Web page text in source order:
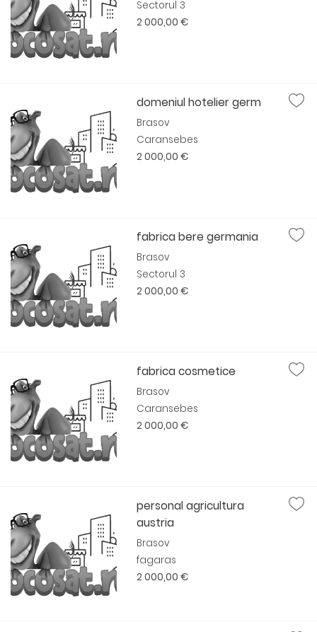
Sectorul 3
2 000,00 €
domeniul hotelier germ
Brasov
Caransebes
2 000,00 €
fabrica bere germania
Brasov
Sectorul 3
2 000,00 €
fabrica cosmetice
Brasov
Caransebes
2 000,00 €
personal agricultura
austria
Brasov
fagaras
2 000,00 €